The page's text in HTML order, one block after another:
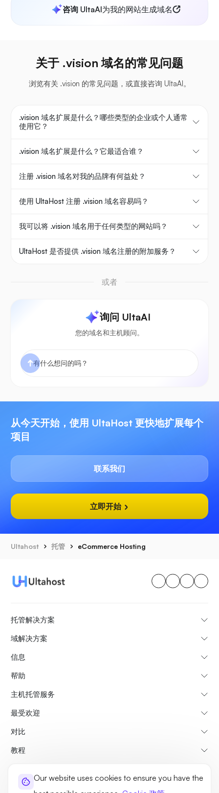
Our website uses cookies to ensure you have the
咨询 UltaAI为我的网站生成域名
关于 .vision 域名的常见问题
浏览有关 .vision 的常见问题，或直接咨询 UltaAI。
.vision 域名扩展是什么？哪些类型的企业或个人通常
使用它？
.vision 域名扩展是什么？它最适合谁？
注册 .vision 域名对我的品牌有何益处？
使用 UltaHost 注册 .vision 域名容易吗？
我可以将 .vision 域名用于任何类型的网站吗？
UltaHost 是否提供 .vision 域名注册的附加服务？
或者
询问 UltaAI
您的域名和主机顾问。
从今天开始，使用 UltaHost 更快地扩展每个
项目
联系我们
立即开始
Ultahost 托管 eCommerce Hosting
托管解决方案
域解决方案
信息
帮助
主机托管服务
最受欢迎
对比
教程
关于我们取消和退款政策条款和条件隐私政策法律事务站点地图